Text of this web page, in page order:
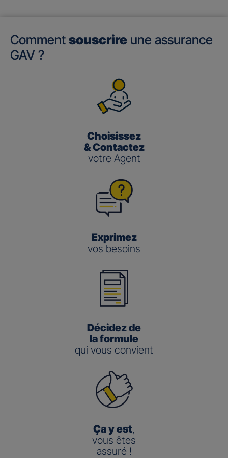
Comment souscrire une assurance
GAV ?
Choisissez
& Contactez
votre Agent
Exprimez
vos besoins
Décidez de
la formule
qui vous convient
Ça y est,
vous êtes
assuré !